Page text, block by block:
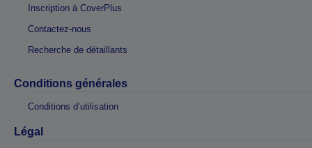
Inscription à CoverPlus
Contactez-nous
Recherche de détaillants
Conditions générales
Conditions d’utilisation
Légal